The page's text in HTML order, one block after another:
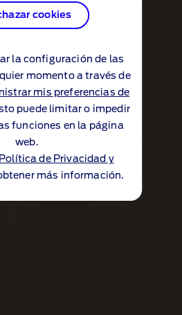
cookies
la configuración de las
momento a través de
mis preferencias de
puede limitar o impedir
funciones en la página
web.
Política de Privacidad y
más información.